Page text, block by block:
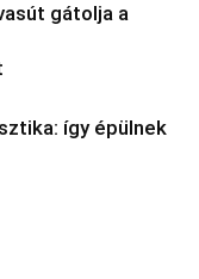
gátolja a
így épülnek